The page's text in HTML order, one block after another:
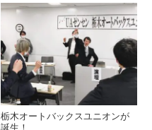
栃木オートバックスユニオンが
誕生！